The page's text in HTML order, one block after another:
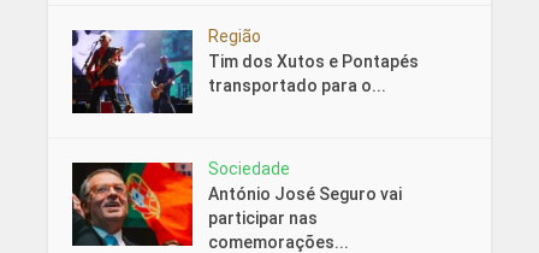
Região
Tim dos Xutos e Pontapés
transportado para o...
Sociedade
António José Seguro vai
participar nas
comemorações...